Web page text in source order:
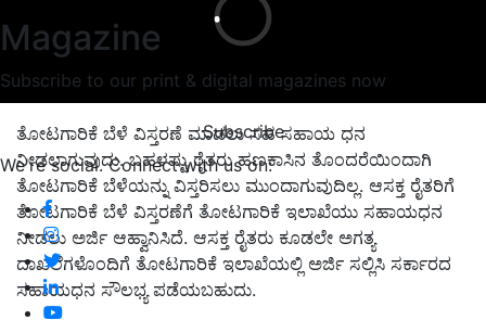
Magazine
Subscribe to our print & digital magazines now
Subscribe
We're social. Connect with us on:
ತೋಟಗಾರಿಕೆ ಬೆಳೆ ವಿಸ್ತರಣೆ ಮಾಡಲು ಸಹ ಸಹಾಯ ಧನ
ನೀಡಲಾಗುವುದು. ಬಹಳಷ್ಟು ರೈತರು ಹಣಕಾಸಿನ ತೊಂದರೆಯಿಂದಾಗಿ
ತೋಟಗಾರಿಕೆ ಬೆಳೆಯನ್ನು ವಿಸ್ತರಿಸಲು ಮುಂದಾಗುವುದಿಲ್ಲ. ಆಸಕ್ತ ರೈತರಿಗೆ
ತೋಟಗಾರಿಕೆ ಬೆಳೆ ವಿಸ್ತರಣೆಗೆ ತೋಟಗಾರಿಕೆ ಇಲಾಖೆಯು ಸಹಾಯಧನ
ನೀಡಲು ಅರ್ಜಿ ಆಹ್ವಾನಿಸಿದೆ. ಆಸಕ್ತ ರೈತರು ಕೂಡಲೇ ಅಗತ್ಯ
ದಾಖಲೆಗಳೊಂದಿಗೆ ತೋಟಗಾರಿಕೆ ಇಲಾಖೆಯಲ್ಲಿ ಅರ್ಜಿ ಸಲ್ಲಿಸಿ ಸರ್ಕಾರದ
ಸಹಾಯಧನ ಸೌಲಭ್ಯ ಪಡೆಯಬಹುದು.
ಹೆಚ್ಚಿನ ಮಾಹಿತಿಗಾಗಿ ರೈತರು ತಮ್ಮ ಹತ್ತಿರದ ರೈತ ಸಂಪರ್ಕ ಕೇಂದ್ರದ